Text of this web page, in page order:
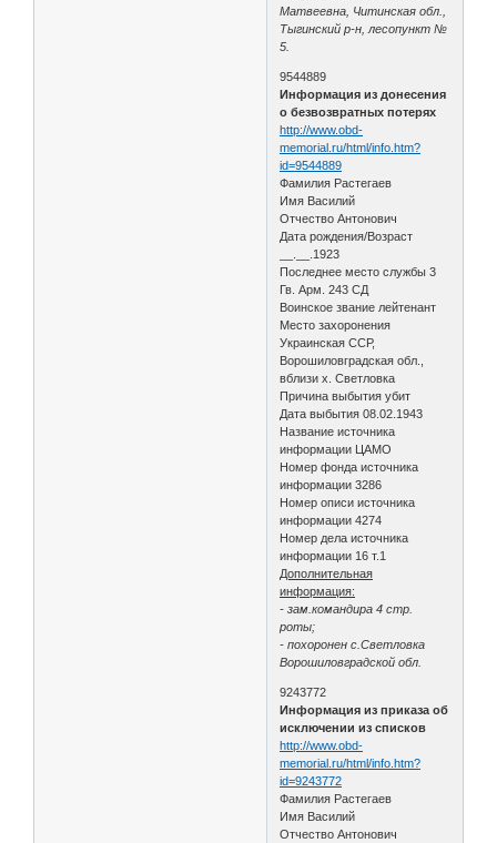
Матвеевна, Читинская обл.,
Тыгинский р-н, лесопункт №
5.
9544889
Информация из донесения
о безвозвратных потерях
http://www.obd-
memorial.ru/html/info.htm?
id=9544889
Фамилия Растегаев
Имя Василий
Отчество Антонович
Дата рождения/Возраст
__.__.1923
Последнее место службы 3
Гв. Арм. 243 СД
Воинское звание лейтенант
Место захоронения
Украинская ССР,
Ворошиловградская обл.,
вблизи х. Светловка
Причина выбытия убит
Дата выбытия 08.02.1943
Название источника
информации ЦАМО
Номер фонда источника
информации 3286
Номер описи источника
информации 4274
Номер дела источника
информации 16 т.1
Дополнительная
информация:
- зам.командира 4 стр.
роты;
- похоронен с.Светловка
Ворошиловградской обл.
9243772
Информация из приказа об
исключении из списков
http://www.obd-
memorial.ru/html/info.htm?
id=9243772
Фамилия Растегаев
Имя Василий
Отчество Антонович